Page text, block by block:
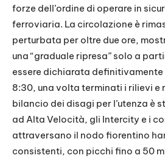
forze dell’ordine di operare in
ferroviaria. La circolazione è
perturbata per oltre due ore,
una “graduale ripresa” solo a
essere dichiarata
8:30, una volta terminati i rilievi e
bilancio dei disagi per l’utenza è
ad Alta Velocità, gli Intercity e i
attraversano il nodo fiorentino
consistenti, con picchi fino a 50